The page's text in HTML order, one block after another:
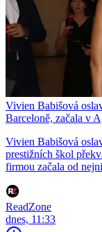
Vivien Babišová
Barceloně, začala v
Vivien Babišová
prestižních škol
firmou začala od
ReadZone
dnes, 11:33